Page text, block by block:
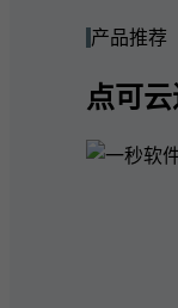
产品推荐
点可